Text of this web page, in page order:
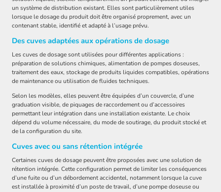
un système de distribution existant. Elles sont particulièrement utiles
lorsque le dosage du produit doit être organisé proprement, avec un
contenant stable, identifié et adapté à l’usage prévu.
Des cuves adaptées aux opérations de dosage
Les cuves de dosage sont utilisées pour différentes applications :
préparation de solutions chimiques, alimentation de pompes doseuses,
traitement des eaux, stockage de produits liquides compatibles, opérations
de maintenance ou utilisation de fluides techniques.
Selon les modèles, elles peuvent être équipées d’un couvercle, d’une
graduation visible, de piquages de raccordement ou d’accessoires
permettant leur intégration dans une installation existante. Le choix
dépend du volume nécessaire, du mode de soutirage, du produit stocké et
de la configuration du site.
Cuves avec ou sans rétention intégrée
Certaines cuves de dosage peuvent être proposées avec une solution de
rétention intégrée. Cette configuration permet de limiter les conséquences
d’une fuite ou d’un débordement accidentel, notamment lorsque la cuve
est installée à proximité d’un poste de travail, d’une pompe doseuse ou